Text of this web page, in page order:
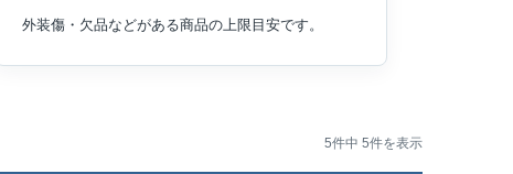
外装傷・欠品などがある商品の上限目安です。
5件中 5件を表示